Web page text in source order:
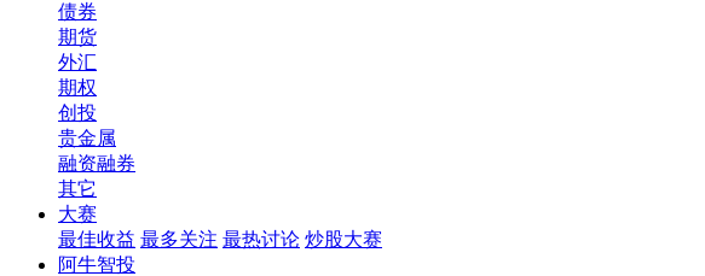
债券
期货
外汇
期权
创投
贵金属
融资融券
其它
大赛
最佳收益 最多关注 最热讨论 炒股大赛
阿牛智投